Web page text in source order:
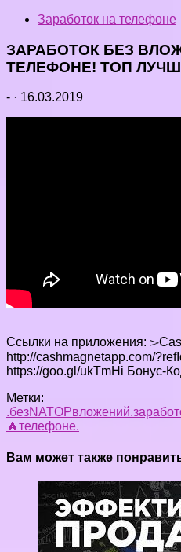
Заработок на телефоне
ЗАРАБОТОК БЕЗ
ТЕЛЕФОНЕ! ТОП
- · 16.03.2019
Ссылки на приложения:
http://cashmagnetapp.com/
https://goo.gl/ukTmHi Бонус-
Метки:
.безNATOPвложений.
🔥телефоне.
Вам может также